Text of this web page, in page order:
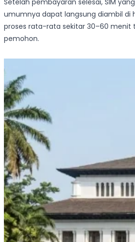
Setelah pembayaran selesai, SIM
umumnya dapat langsung diambil di
proses rata-rata sekitar 30–60 menit
pemohon.